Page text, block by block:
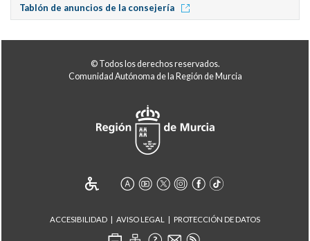
Tablón de anuncios de la consejería
© Todos los derechos reservados.
Comunidad Autónoma de la Región de Murcia
ACCESIBILIDAD AVISO LEGAL PROTECCIÓN DE DATOS